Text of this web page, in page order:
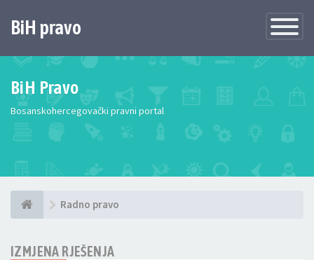
Toggle
BiH pravo
BiH Pravo
Bosanskohercegovački pravni portal
Radno pravo
IZMJENA RJEŠENJA